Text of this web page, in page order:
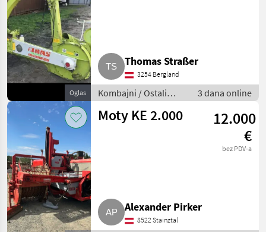
Oglas
Thomas Straßer
3254 Bergland
Kombajni / Ostali
kombajni
3 dana online
Moty KE 2.000
12.000
€
bez PDV-a
Alexander Pirker
8522 Stainztal